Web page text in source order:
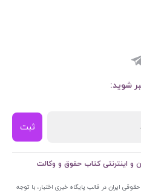
شوید:
ثبت
و اینترنتی کتاب حقوق و وکالت
ایران در قالب پایگاه خبری اختبار، با توجه